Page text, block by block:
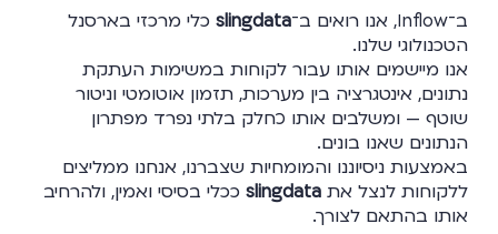
ב־Inflow, אנו רואים ב־
slingdataכלי מרכזי בארסנל
הטכנולוגי שלנו.
אנו מיישמים אותו עבור לקוחות במשימות העתקת
נתונים, אינטגרציה בין מערכות, תזמון אוטומטי וניטור
שוטף — ומשלבים אותו כחלק בלתי נפרד מפתרון
הנתונים שאנו בונים.
באמצעות ניסיוננו והמומחיות שצברנו, אנחנו ממליצים
ללקוחות לנצל את slingdataככלי בסיסי ואמין, ולהרחיב
אותו בהתאם לצורך.